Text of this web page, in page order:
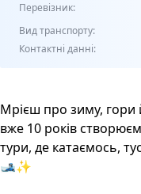
Перевізник:
Вид транспорту:
Контактні данні:
Мрієш про зиму, гори
вже 10 років
тури, де катаємось,
🎿✨